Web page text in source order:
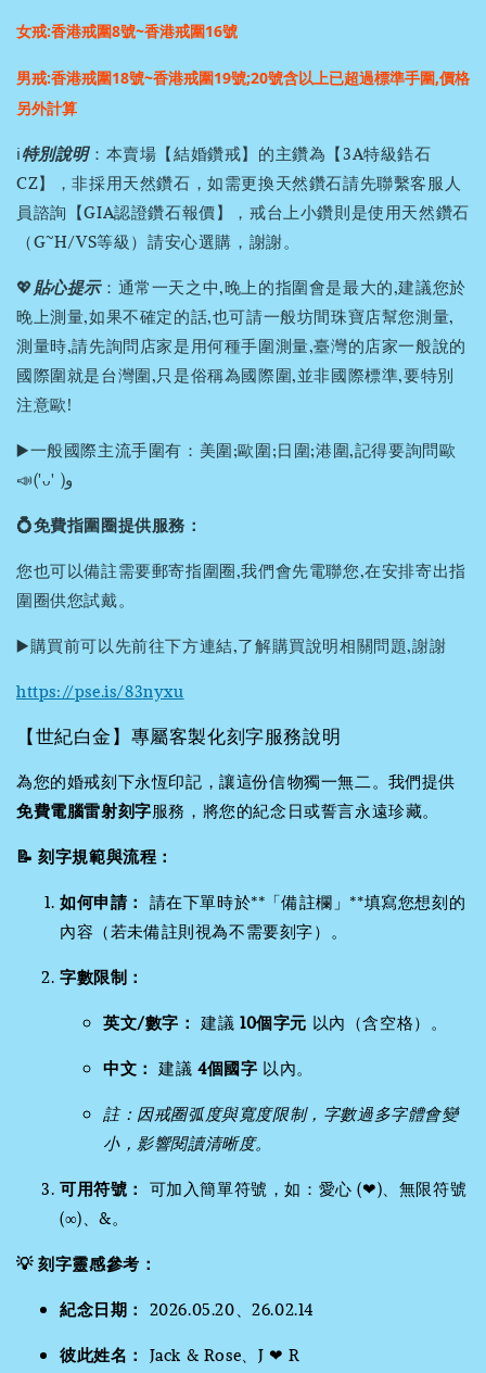
女戒:香港戒圍8號~香港戒圍16號
男戒:香港戒圍18號~香港戒圍19號;20號含以上已超過標準手圍,價格
另外計算
ℹ️特別說明：本賣場【結婚鑽戒】的主鑽為【3A特級鋯石
CZ】，非採用天然鑽石，如需更換天然鑽石請先聯繫客服人
員諮詢【GIA認證鑽石報價】，戒台上小鑽則是使用天然鑽石
（G~H/VS等級）請安心選購，謝謝。
💖貼心提示：通常一天之中,晚上的指圍會是最大的,建議您於
晚上測量,如果不確定的話,也可請一般坊間珠寶店幫您測量,
測量時,請先詢問店家是用何種手圍測量,臺灣的店家一般說的
國際圍就是台灣圍,只是俗稱為國際圍,並非國際標準,要特別
注意歐!
▶️一般國際主流手圍有：美圍;歐圍;日圍;港圍,記得要詢問歐
📣('ᴗ' )و
💍免費指圍圈提供服務：
您也可以備註需要郵寄指圍圈,我們會先電聯您,在安排寄出指
圍圈供您試戴。
▶️購買前可以先前往下方連結,了解購買說明相關問題,謝謝
https://pse.is/83nyxu
【世紀白金】專屬客製化刻字服務說明
為您的婚戒刻下永恆印記，讓這份信物獨一無二。我們提供
免費電腦雷射刻字服務，將您的紀念日或誓言永遠珍藏。
📝 刻字規範與流程：
如何申請： 請在下單時於**「備註欄」**填寫您想刻的
內容（若未備註則視為不需要刻字）。
字數限制：
英文/數字： 建議10個字元 以內（含空格）。
中文： 建議4個國字 以內。
註：因戒圈弧度與寬度限制，字數過多字體會變
小，影響閱讀清晰度。
可用符號： 可加入簡單符號，如：愛心 (❤)、無限符號
(∞)、&。
💡 刻字靈感參考：
紀念日期： 2026.05.20、26.02.14
彼此姓名： Jack & Rose、J ❤ R